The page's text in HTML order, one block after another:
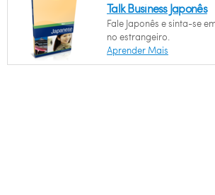
Talk Business Japonês
Fale Japonês e sinta-se
no estrangeiro.
Aprender Mais